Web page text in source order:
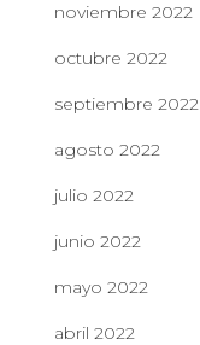
noviembre 2022
octubre 2022
septiembre 2022
agosto 2022
julio 2022
junio 2022
mayo 2022
abril 2022